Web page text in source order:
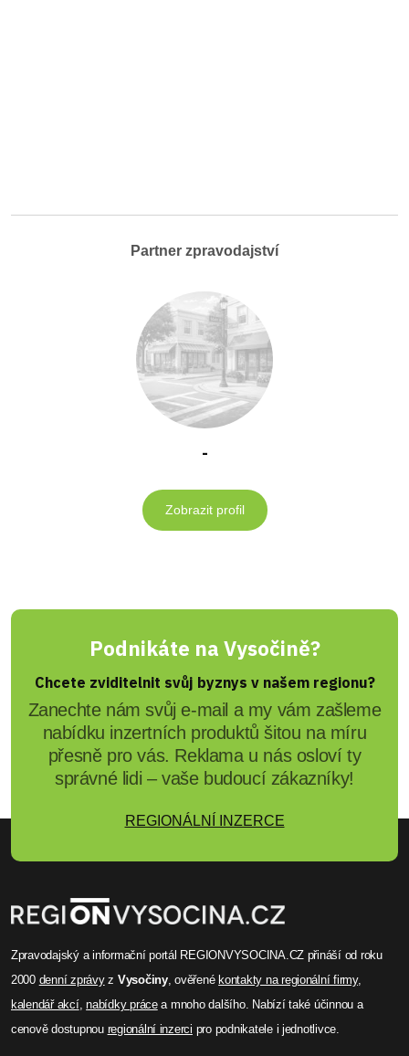
Partner zpravodajství
-
Zobrazit profil
Podnikáte na Vysočině?
Chcete zviditelnit svůj byznys v našem regionu?
Zanechte nám svůj e-mail a my vám zašleme
nabídku inzertních produktů šitou na míru
přesně pro vás. Reklama u nás osloví ty
správné lidi – vaše budoucí zákazníky!
REGIONÁLNÍ INZERCE
Zpravodajský a informační portál REGIONVYSOCINA.CZ přináší od roku
2000 denní zprávyz Vysočiny, ověřené kontakty na regionální firmy,
kalendář akcí,nabídky prácea mnoho dalšího. Nabízí také účinnou a
cenově dostupnou regionální inzerci pro podnikatele i jednotlivce.